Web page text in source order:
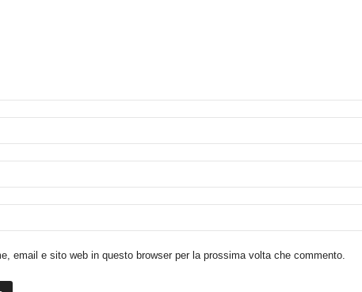
email e sito web in questo browser per la prossima volta che commento.